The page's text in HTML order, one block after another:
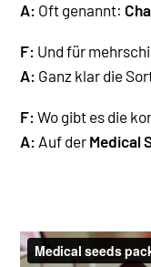
A: Oft genannt:
F: Und für
A: Ganz klar die
F: Wo gibt es die
A: Auf der Medical